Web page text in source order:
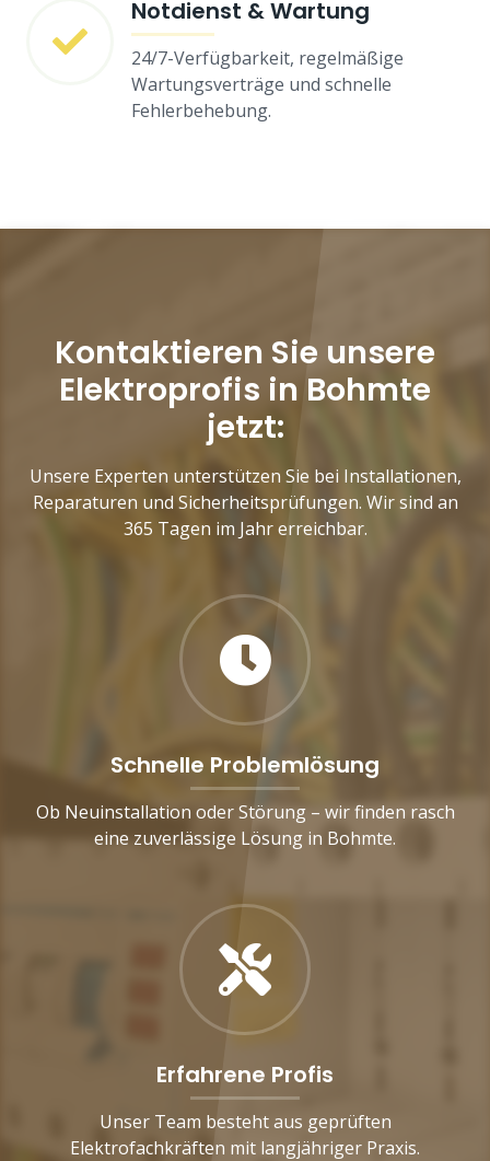
Notdienst & Wartung
24/7-Verfügbarkeit, regelmäßige
Wartungsverträge und schnelle
Fehlerbehebung.
Kontaktieren Sie unsere
Elektroprofis in Bohmte
jetzt:
Unsere Experten unterstützen Sie bei Installationen,
Reparaturen und Sicherheitsprüfungen. Wir sind an
365 Tagen im Jahr erreichbar.
Schnelle Problemlösung
Ob Neuinstallation oder Störung – wir finden rasch
eine zuverlässige Lösung in Bohmte.
Erfahrene Profis
Unser Team besteht aus geprüften
Elektrofachkräften mit langjähriger Praxis.